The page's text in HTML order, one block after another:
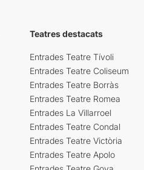
Teatres destacats
Entrades Teatre Tívoli
Entrades Teatre Coliseum
Entrades Teatre Borràs
Entrades Teatre Romea
Entrades La Villarroel
Entrades Teatre Condal
Entrades Teatre Victòria
Entrades Teatre Apolo